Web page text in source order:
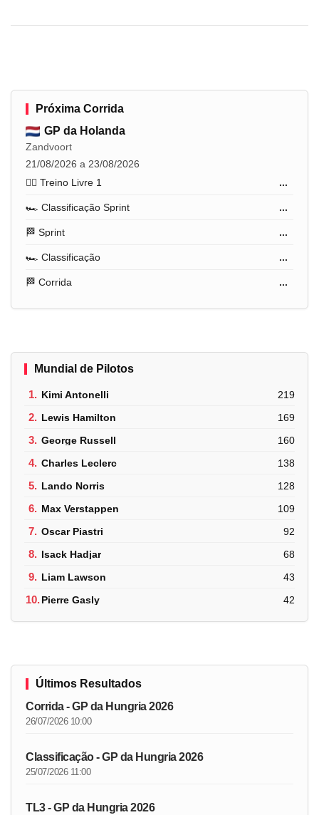
Próxima Corrida
GP da Holanda
Zandvoort
21/08/2026 a 23/08/2026
🏋️‍♂️ Treino Livre 1
...
🏎️ Classificação Sprint ...
🏁 Sprint ...
🏎️ Classificação ...
🏁 Corrida ...
Mundial de Pilotos
1. Kimi Antonelli 219
2. Lewis Hamilton 169
3. George Russell 160
4. Charles Leclerc 138
5. Lando Norris 128
6. Max Verstappen 109
7. Oscar Piastri 92
8. Isack Hadjar 68
9. Liam Lawson 43
10.Pierre Gasly 42
Últimos Resultados
Corrida - GP da Hungria 2026
26/07/2026 10:00
Classificação - GP da Hungria 2026
25/07/2026 11:00
TL3 - GP da Hungria 2026